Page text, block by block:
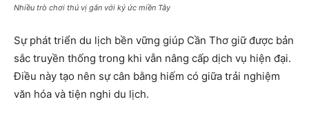
Nhiều trò chơi thú vị gắn với ký ức miền Tây
Sự phát triển du lịch bền vững giúp Cần Thơ giữ được bản
sắc truyền thống trong khi vẫn nâng cấp dịch vụ hiện đại.
Điều này tạo nên sự cân bằng hiếm có giữa trải nghiệm
văn hóa và tiện nghi du lịch.